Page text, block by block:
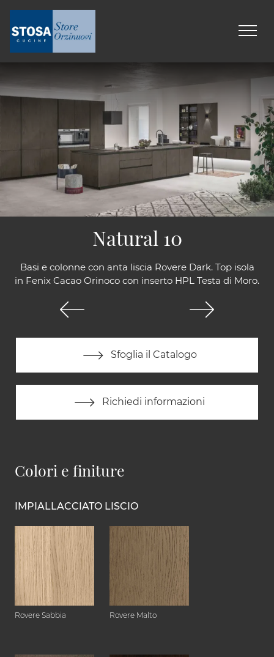
Basi e colonne con anta liscia Rovere Dark. Top isola
in Fenix Cacao Orinoco con inserto HPL Testa di Moro.
Sfoglia il Catalogo
Richiedi informazioni
Natural 10
Colori e finiture
IMPIALLACCIATO LISCIO
Rovere Sabbia Rovere Malto